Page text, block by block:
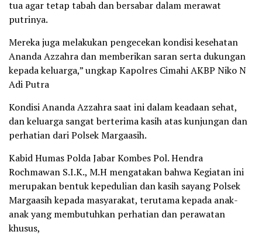
tua agar tetap tabah dan bersabar dalam merawat
putrinya.
Mereka juga melakukan pengecekan kondisi kesehatan
Ananda Azzahra dan memberikan saran serta dukungan
kepada keluarga,” ungkap Kapolres Cimahi AKBP Niko N
Adi Putra
Kondisi Ananda Azzahra saat ini dalam keadaan sehat,
dan keluarga sangat berterima kasih atas kunjungan dan
perhatian dari Polsek Margaasih.
Kabid Humas Polda Jabar Kombes Pol. Hendra
Rochmawan S.I.K., M.H mengatakan bahwa Kegiatan ini
merupakan bentuk kepedulian dan kasih sayang Polsek
Margaasih kepada masyarakat, terutama kepada anak-
anak yang membutuhkan perhatian dan perawatan
khusus,